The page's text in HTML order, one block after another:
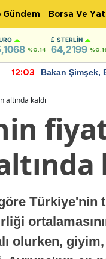
Gündem Borsa Ve
%0.14
STERLIN
64,2199
12:03
Bakan Şimşek,
altında kaldı
olurken, giyim,